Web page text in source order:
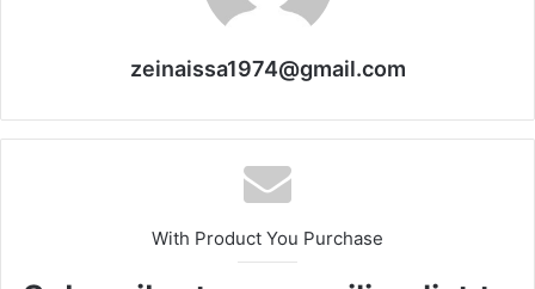
zeinaissa1974@gmail.com
With Product You Purchase